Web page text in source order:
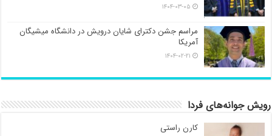
۱۴۰۴-۰۳-۰۵
مراسم جشن دکترای شایان درویش در دانشگاه میشیگان
آمریکا
۱۴۰۴-۰۲-۲۱
رویش جوانه‌های فردا
کارن راستی